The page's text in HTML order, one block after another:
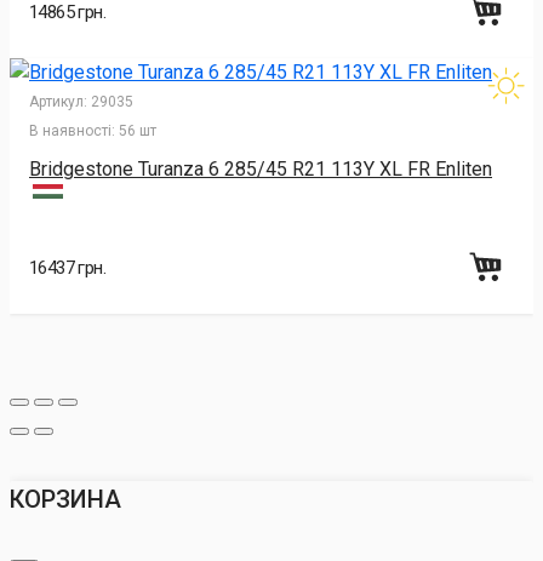
14865 грн.
Артикул: 29035
В наявності: 56 шт
Bridgestone Turanza 6 285/45 R21 113Y XL FR Enliten
16437 грн.
КОРЗИНА